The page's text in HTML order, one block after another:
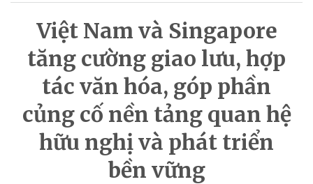
Việt Nam và Singapore
tăng cường giao lưu, hợp
tác văn hóa, góp phần
củng cố nền tảng quan hệ
hữu nghị và phát triển
bền vững